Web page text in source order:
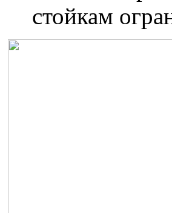
стойкам